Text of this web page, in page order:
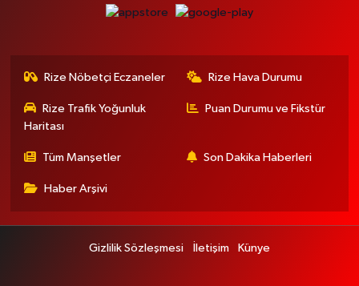
Rize Nöbetçi Eczaneler Rize Hava Durumu
Rize Trafik Yoğunluk
Haritası
Puan Durumu ve Fikstür
Tüm Manşetler Son Dakika Haberleri
Haber Arşivi
Gizlilik Sözleşmesi İletişim Künye